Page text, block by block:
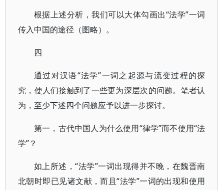
根据上述分析，我们可以大体勾画出“法学”一词
传入中国的途径（图略）。
四
通过对汉语“法学”一词之起源与流变过程的探
究，使人们接触到了一些更为深层次的问题。笔者认
为，至少下述四个问题应予以进一步探讨。
第一，古代中国人为什么使用“律学”而不使用“法
学”？
如上所述，“法学”一词出现得并不晚，在魏晋南
北朝时即已见诸文献，而且“法学”一词的出现和使用